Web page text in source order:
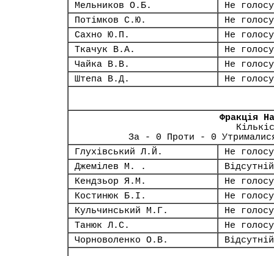
Мельников О.Б.
Не
Потімков С.Ю.
Не
Сахно Ю.П.
Не
Ткачук В.А.
Не
Чайка В.В.
Не
Штепа В.Д.
Не
Фракція
За - 0 Проти - 0
Глухівський Л.Й.
Не
Джемілев М. .
Відсутній
Кендзьор Я.М.
Не
Костинюк Б.І.
Не
Кульчинський М.Г.
Не
Танюк Л.С.
Не
Чорноволенко О.В.
Відсутній